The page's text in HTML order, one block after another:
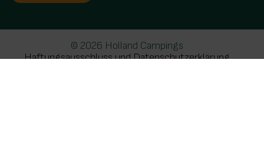
© 2026 Holland Campings
Haftungsausschluss und Datenschutzerklärung